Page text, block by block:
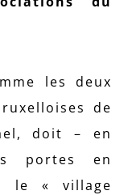
les deux
de
doit – en
portes en
le « village